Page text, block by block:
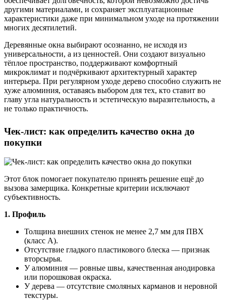
другими материалами, и сохраняет эксплуатационные
характеристики даже при минимальном уходе на протяжении
многих десятилетий.
Деревянные окна выбирают осознанно, не исходя из
универсальности, а из ценностей. Они создают визуально
тёплое пространство, поддерживают комфортный
микроклимат и подчёркивают архитектурный характер
интерьера. При регулярном уходе дерево способно служить не
хуже алюминия, оставаясь выбором для тех, кто ставит во
главу угла натуральность и эстетическую выразительность, а
не только практичность.
Чек-лист: как определить качество окна до
покупки
Этот блок помогает покупателю принять решение ещё до
вызова замерщика. Конкретные критерии исключают
субъективность.
1. Профиль
Толщина внешних стенок не менее 2,7 мм для ПВХ
(класс A).
Отсутствие гладкого пластикового блеска — признак
вторсырья.
У алюминия — ровные швы, качественная анодировка
или порошковая окраска.
У дерева — отсутствие смоляных карманов и неровной
текстуры.